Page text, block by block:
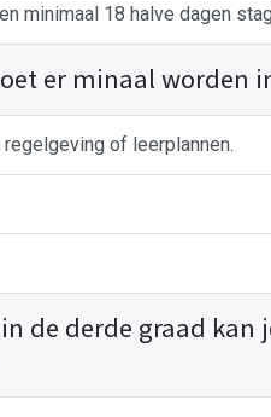
minimaal 18 halve dagen
er minaal worden
of leerplannen.
de derde graad kan